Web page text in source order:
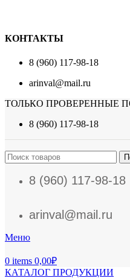
КОНТАКТЫ
8 (960) 117-98-18
arinval@mail.ru
ТОЛЬКО ПРОВЕРЕННЫЕ
8 (960) 117-98-18
8 (960) 117-98-18
arinval@mail.ru
Меню
0 items 0,00₽
КАТАЛОГ ПРОДУКЦИИ